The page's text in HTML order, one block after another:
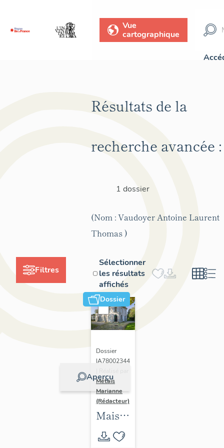
Vue
cartographique
Filtres
Résultats de la
recherche avancée :
1 dossier
(Nom : Vaudoyer Antoine Laurent
Thomas )
Sélectionner
les résultats
affichés
Dossier
Aperçu
Dossier
IA78002344
Métais
Marianne
(Rédacteur)
Maison
de
villégiature